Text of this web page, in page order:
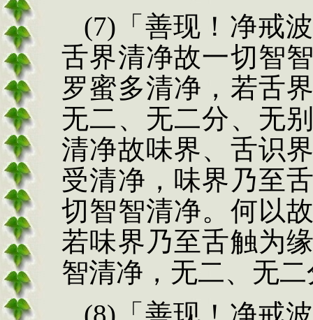
(7) 「善现！净戒
舌界清净故一切智
罗蜜多清净，若舌
无二、无二分、无
清净故味界、舌识
受清净，味界乃至
切智智清净。何以
若味界乃至舌触为
智清净，无二、无
(8) 「善现！净戒